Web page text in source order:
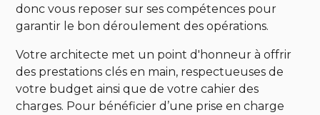
donc vous reposer sur ses compétences pour
garantir le bon déroulement des opérations.
Votre architecte met un point d'honneur à offrir
des prestations clés en main, respectueuses de
votre budget ainsi que de votre cahier des
charges. Pour bénéficier d’une prise en charge